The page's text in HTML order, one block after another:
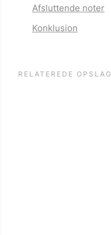
Afsluttende noter
Konklusion
RELATEREDE OPSLAG